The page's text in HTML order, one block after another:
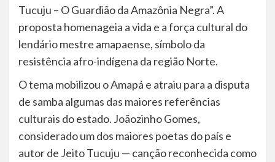
Tucuju – O Guardião da Amazônia Negra”. A
proposta homenageia a vida e a força cultural do
lendário mestre amapaense, símbolo da
resistência afro-indígena da região Norte.
O tema mobilizou o Amapá e atraiu para a disputa
de samba algumas das maiores referências
culturais do estado. Joãozinho Gomes,
considerado um dos maiores poetas do país e
autor de Jeito Tucuju — canção reconhecida como